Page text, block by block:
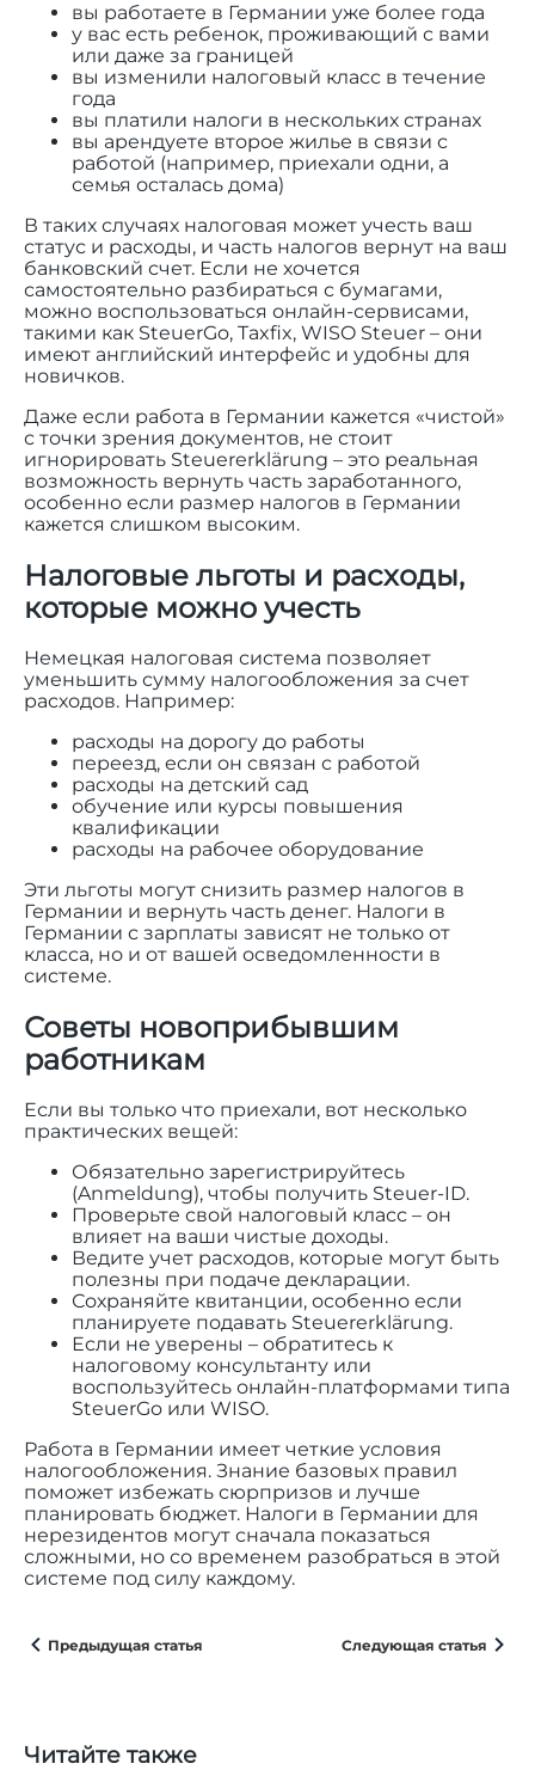
вы работаете в Германии уже более года
у вас есть ребенок, проживающий с вами
или даже за границей
вы изменили налоговый класс в течение
года
вы платили налоги в нескольких странах
вы арендуете второе жилье в связи с
работой (например, приехали одни, а
семья осталась дома)
В таких случаях налоговая может учесть ваш
статус и расходы, и часть налогов вернут на ваш
банковский счет. Если не хочется
самостоятельно разбираться с бумагами,
можно воспользоваться онлайн-сервисами,
такими как SteuerGo, Taxfix, WISO Steuer – они
имеют английский интерфейс и удобны для
новичков.
Даже если работа в Германии кажется «чистой»
с точки зрения документов, не стоит
игнорировать Steuererklärung – это реальная
возможность вернуть часть заработанного,
особенно если размер налогов в Германии
кажется слишком высоким.
Налоговые льготы и расходы,
которые можно учесть
Немецкая налоговая система позволяет
уменьшить сумму налогообложения за счет
расходов. Например:
расходы на дорогу до работы
переезд, если он связан с работой
расходы на детский сад
обучение или курсы повышения
квалификации
расходы на рабочее оборудование
Эти льготы могут снизить размер налогов в
Германии и вернуть часть денег. Налоги в
Германии с зарплаты зависят не только от
класса, но и от вашей осведомленности в
системе.
Советы новоприбывшим
работникам
Если вы только что приехали, вот несколько
практических вещей:
Обязательно зарегистрируйтесь
(Anmeldung), чтобы получить Steuer-ID.
Проверьте свой налоговый класс – он
влияет на ваши чистые доходы.
Ведите учет расходов, которые могут быть
полезны при подаче декларации.
Сохраняйте квитанции, особенно если
планируете подавать Steuererklärung.
Если не уверены – обратитесь к
налоговому консультанту или
воспользуйтесь онлайн-платформами типа
SteuerGo или WISO.
Работа в Германии имеет четкие условия
налогообложения. Знание базовых правил
поможет избежать сюрпризов и лучше
планировать бюджет. Налоги в Германии для
нерезидентов могут сначала показаться
сложными, но со временем разобраться в этой
системе под силу каждому.
Предыдущая статья Следующая статья
Читайте также